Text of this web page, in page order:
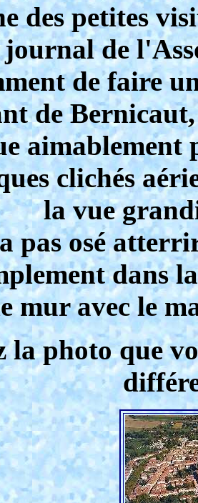
des petites
de
de faire
de
aimablement
clichés
la vue
pas osé
dans
mur avec le
la photo que